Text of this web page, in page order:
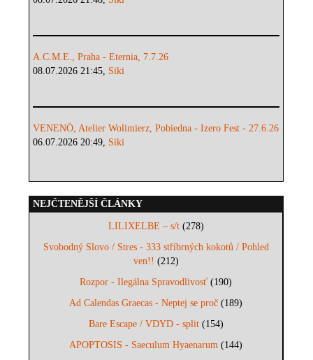
A.C.M.E., Praha - Eternia, 7.7.26
08.07.2026 21:45, Siki
VENENÖ, Atelier Wolimierz, Pobiedna - Izero Fest - 27.6.26
06.07.2026 20:49, Siki
NEJČTENĚJŠÍ ČLÁNKY
LILIXELBE – s/t(278)
Svobodný Slovo / Stres - 333 stříbrných kokotů / Pohled
ven!! (212)
Rozpor - Ilegálna Spravodlivosť (190)
Ad Calendas Graecas - Neptej se proč (189)
Bare Escape / VDYD - split(154)
APOPTOSIS - Saeculum Hyaenarum (144)